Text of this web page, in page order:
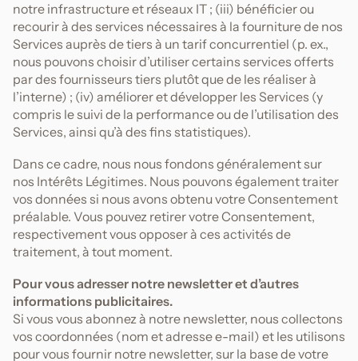
notre infrastructure et réseaux IT ; (iii) bénéficier ou
recourir à des services nécessaires à la fourniture de nos
Services auprès de tiers à un tarif concurrentiel (p. ex.,
nous pouvons choisir d’utiliser certains services offerts
par des fournisseurs tiers plutôt que de les réaliser à
l’interne) ; (iv) améliorer et développer les Services (y
compris le suivi de la performance ou de l’utilisation des
Services, ainsi qu’à des fins statistiques).
Dans ce cadre, nous nous fondons généralement sur
nos Intérêts Légitimes. Nous pouvons également traiter
vos données si nous avons obtenu votre Consentement
préalable. Vous pouvez retirer votre Consentement,
respectivement vous opposer à ces activités de
traitement, à tout moment.
Pour vous adresser notre newsletter et d’autres
informations publicitaires.
Si vous vous abonnez à notre newsletter, nous collectons
vos coordonnées (nom et adresse e-mail) et les utilisons
pour vous fournir notre newsletter, sur la base de votre